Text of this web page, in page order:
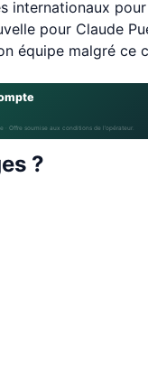
internationaux
pour Claude
équipe malgré ce
Offre soumise aux conditions de l’opérateur.
?